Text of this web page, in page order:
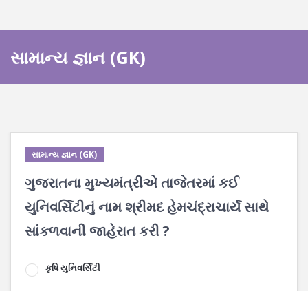
સામાન્ય જ્ઞાન (GK)
સામાન્ય જ્ઞાન (GK)
ગુજરાતના મુખ્યમંત્રીએ તાજેતરમાં કઈ
યુનિવર્સિટીનું નામ શ્રીમદ હેમચંદ્રાચાર્ય સાથે
સાંકળવાની જાહેરાત કરી ?
કૃષિ યુનિવર્સિટી